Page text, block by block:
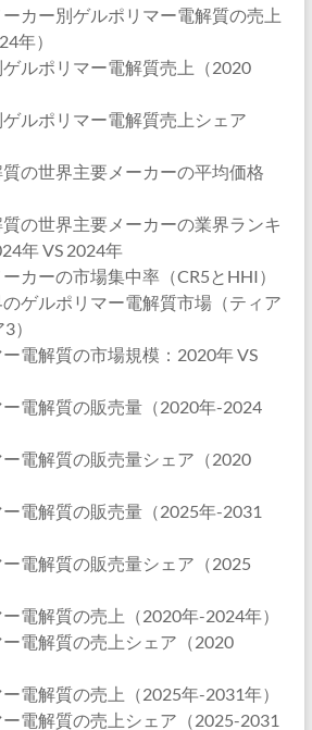
ーカー別ゲルポリマー電解質の売上
年）
ゲルポリマー電解質売上（2020
ゲルポリマー電解質売上シェア
質の世界主要メーカーの平均価格
質の世界主要メーカーの業界ランキ
年 VS 2024年
カーの市場集中率（CR5とHHI）
のゲルポリマー電解質市場（ティア
）
電解質の市場規模：2020年 VS
ー電解質の販売量（2020年-2024
ー電解質の販売量シェア（2020
ー電解質の販売量（2025年-2031
ー電解質の販売量シェア（2025
電解質の売上（2020年-2024年）
ー電解質の売上シェア（2020
電解質の売上（2025年-2031年）
ー電解質の売上シェア（2025-2031